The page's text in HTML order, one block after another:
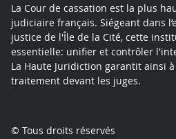
La Cour de cassation est la plus
judiciaire français. Siégeant dans
justice de l'Île de la Cité, cette
essentielle: unifier et contrôler
La Haute Juridiction garantit ainsi
traitement devant les juges.
© Tous droits réservés